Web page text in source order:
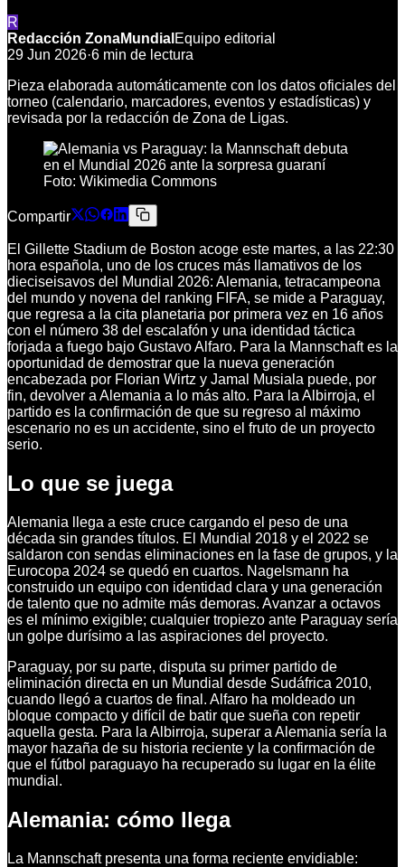
R
Redacción ZonaMundial Equipo editorial
29 Jun 2026·6 min de lectura
Pieza elaborada automáticamente con los datos oficiales del
torneo (calendario, marcadores, eventos y estadísticas) y
revisada por la redacción de Zona de Ligas.
Foto: Wikimedia Commons
Compartir
El Gillette Stadium de Boston acoge este martes, a las 22:30
hora española, uno de los cruces más llamativos de los
dieciseisavos del Mundial 2026: Alemania, tetracampeona
del mundo y novena del ranking FIFA, se mide a Paraguay,
que regresa a la cita planetaria por primera vez en 16 años
con el número 38 del escalafón y una identidad táctica
forjada a fuego bajo Gustavo Alfaro. Para la Mannschaft es la
oportunidad de demostrar que la nueva generación
encabezada por Florian Wirtz y Jamal Musiala puede, por
fin, devolver a Alemania a lo más alto. Para la Albirroja, el
partido es la confirmación de que su regreso al máximo
escenario no es un accidente, sino el fruto de un proyecto
serio.
Lo que se juega
Alemania llega a este cruce cargando el peso de una
década sin grandes títulos. El Mundial 2018 y el 2022 se
saldaron con sendas eliminaciones en la fase de grupos, y la
Eurocopa 2024 se quedó en cuartos. Nagelsmann ha
construido un equipo con identidad clara y una generación
de talento que no admite más demoras. Avanzar a octavos
es el mínimo exigible; cualquier tropiezo ante Paraguay sería
un golpe durísimo a las aspiraciones del proyecto.
Paraguay, por su parte, disputa su primer partido de
eliminación directa en un Mundial desde Sudáfrica 2010,
cuando llegó a cuartos de final. Alfaro ha moldeado un
bloque compacto y difícil de batir que sueña con repetir
aquella gesta. Para la Albirroja, superar a Alemania sería la
mayor hazaña de su historia reciente y la confirmación de
que el fútbol paraguayo ha recuperado su lugar en la élite
mundial.
Alemania: cómo llega
La Mannschaft presenta una forma reciente envidiable: